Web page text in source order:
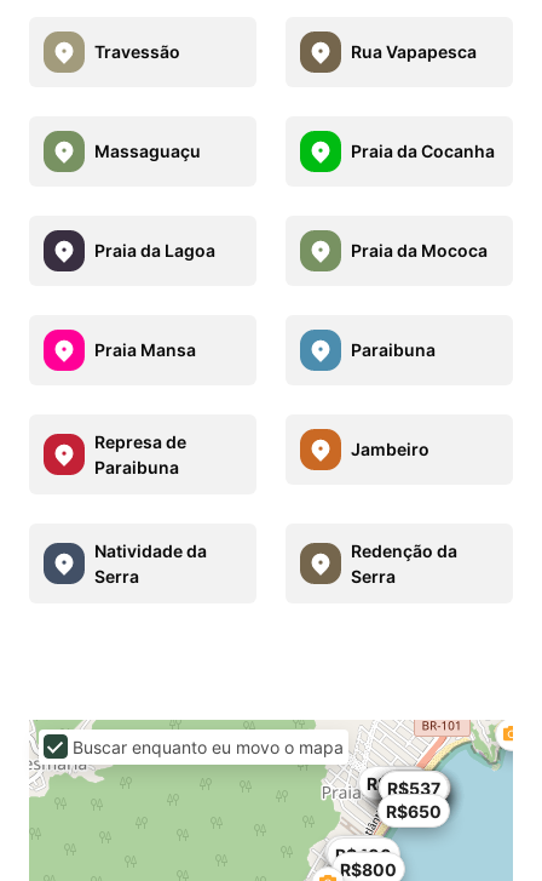
Travessão Rua Vapapesca
Massaguaçu Praia da Cocanha
Praia da Lagoa Praia da Mococa
Praia Mansa Paraibuna
Represa de
Paraibuna
Jambeiro
Natividade da
Serra
Redenção da
Serra
R$903
R$512
R$671
R$853
R$488
R$426
R$932
R$537
R$650
R$800
R$400
R$450
R$351
Buscar enquanto eu movo o mapa